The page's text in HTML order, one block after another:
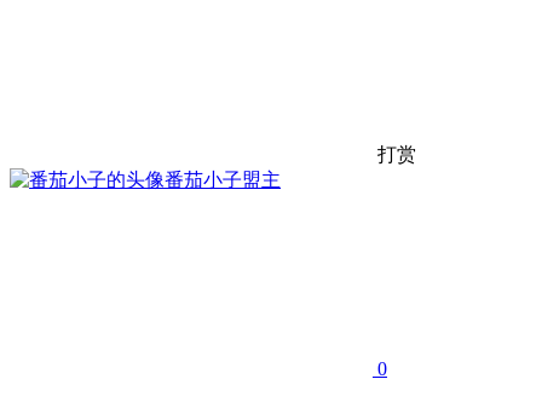
打赏
番茄小子盟主
0